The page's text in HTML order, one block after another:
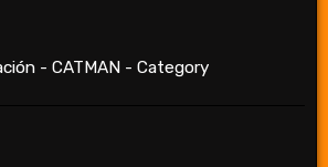
- CATMAN - Category